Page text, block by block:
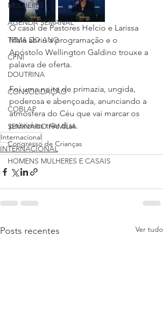
MULHERES
AGENDA SEMANAL
TEMA DO ANO
CFNI
DOUTRINA
CONSOLIDAÇÃO
COBLAP
SEMINÁRIO FAMÍLIA
Congresso de Crianças
HOMENS MULHERES E CASAIS
O casal de Pastores Helcio e Larissa
Maia abriu a programação e o
Apóstolo Wellington Galdino trouxe a
palavra de oferta.
Foi uma noite de primazia, ungida,
poderosa e abençoada, anunciando a
atmosfera do Céu que vai marcar os
próximos três dias.
Internacional
INTERNACIONAL
Posts recentes Ver tudo